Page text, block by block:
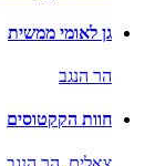
גן לאומי ממשית
הר הנגב
חוות הקקטוסים